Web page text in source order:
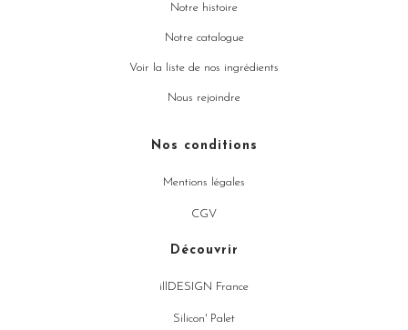
Notre histoire
Notre catalogue
Voir la liste de nos ingrédients
Nous rejoindre
Nos conditions
Mentions légales
CGV
Découvrir
illDESIGN France
Silicon' Palet